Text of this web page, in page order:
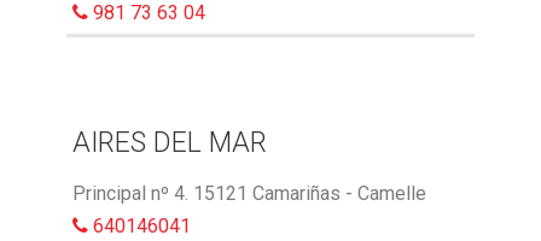
981 73 63 04
AIRES DEL MAR
Principal nº 4. 15121 Camariñas - Camelle
640146041